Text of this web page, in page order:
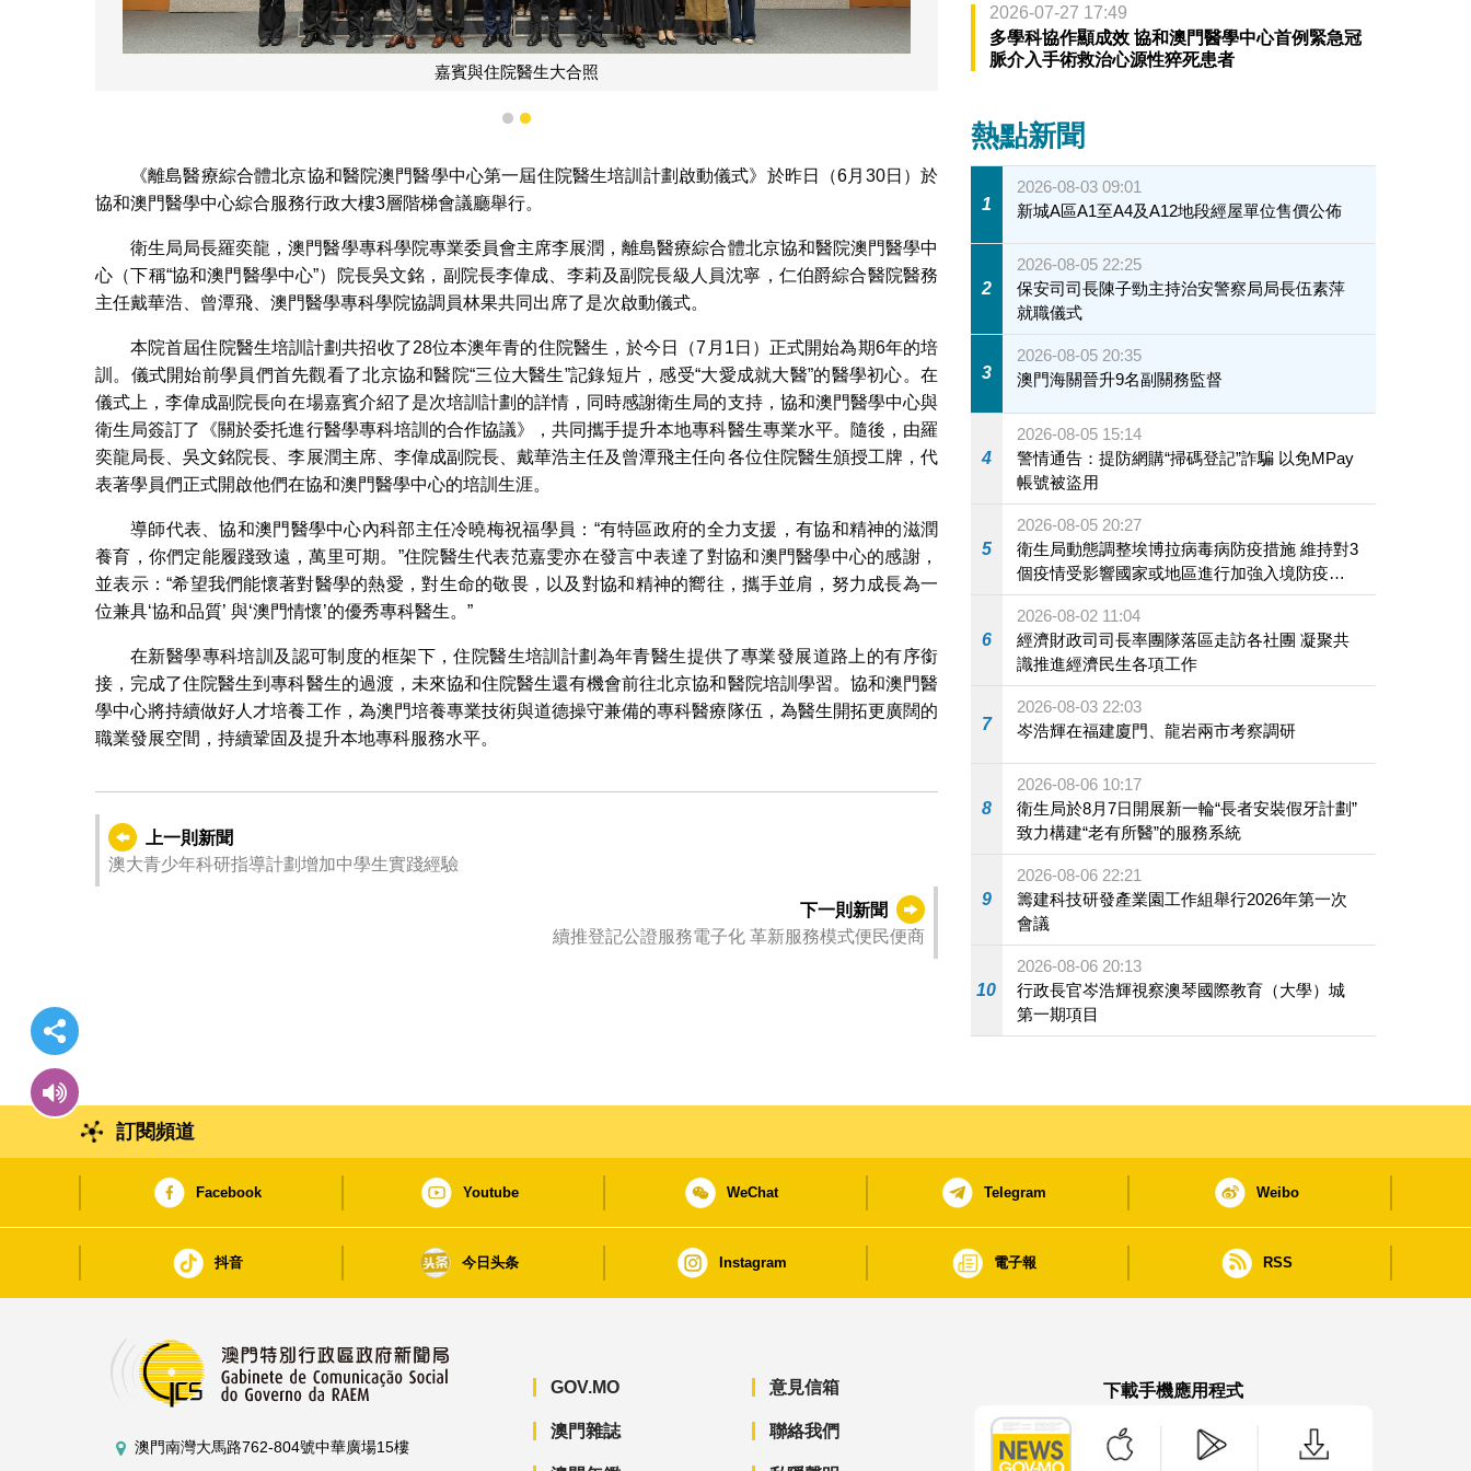
羅奕龍局長及吳文銘院長向住院醫生頒授工牌
1 2
《離島醫療綜合體北京協和醫院澳門醫學中心第一屆住院醫生培訓計劃啟動儀式》於昨日（6月30日）於
協和澳門醫學中心綜合服務行政大樓3層階梯會議廳舉行。
衛生局局長羅奕龍，澳門醫學專科學院專業委員會主席李展潤，離島醫療綜合體北京協和醫院澳門醫學中
心（下稱“協和澳門醫學中心”）院長吳文銘，副院長李偉成、李莉及副院長級人員沈寧，仁伯爵綜合醫院醫務
主任戴華浩、曾潭飛、澳門醫學專科學院協調員林果共同出席了是次啟動儀式。
本院首屆住院醫生培訓計劃共招收了28位本澳年青的住院醫生，於今日（7月1日）正式開始為期6年的培
訓。儀式開始前學員們首先觀看了北京協和醫院“三位大醫生”記錄短片，感受“大愛成就大醫”的醫學初心。在
儀式上，李偉成副院長向在場嘉賓介紹了是次培訓計劃的詳情，同時感謝衛生局的支持，協和澳門醫學中心與
衛生局簽訂了《關於委托進行醫學專科培訓的合作協議》，共同攜手提升本地專科醫生專業水平。隨後，由羅
奕龍局長、吳文銘院長、李展潤主席、李偉成副院長、戴華浩主任及曾潭飛主任向各位住院醫生頒授工牌，代
表著學員們正式開啟他們在協和澳門醫學中心的培訓生涯。
導師代表、協和澳門醫學中心內科部主任冷曉梅祝福學員：“有特區政府的全力支援，有協和精神的滋潤
養育，你們定能履踐致遠，萬里可期。”住院醫生代表范嘉雯亦在發言中表達了對協和澳門醫學中心的感謝，
並表示：“希望我們能懷著對醫學的熱愛，對生命的敬畏，以及對協和精神的嚮往，攜手並肩，努力成長為一
位兼具‘協和品質’ 與‘澳門情懷’的優秀專科醫生。”
在新醫學專科培訓及認可制度的框架下，住院醫生培訓計劃為年青醫生提供了專業發展道路上的有序銜
接，完成了住院醫生到專科醫生的過渡，未來協和住院醫生還有機會前往北京協和醫院培訓學習。協和澳門醫
學中心將持續做好人才培養工作，為澳門培養專業技術與道德操守兼備的專科醫療隊伍，為醫生開拓更廣闊的
職業發展空間，持續鞏固及提升本地專科服務水平。
上一則新聞
澳大青少年科研指導計劃增加中學生實踐經驗
下一則新聞
續推登記公證服務電子化 革新服務模式便民便商
2026-07-27 17:49
多學科協作顯成效 協和澳門醫學中心首例緊急冠
脈介入手術救治心源性猝死患者
熱點新聞
1
2026-08-03 09:01
新城A區A1至A4及A12地段經屋單位售價公佈
2
2026-08-05 22:25
保安司司長陳子勁主持治安警察局局長伍素萍
就職儀式
3
2026-08-05 20:35
澳門海關晉升9名副關務監督
4
2026-08-05 15:14
警情通告：提防網購“掃碼登記”詐騙 以免MPay
帳號被盜用
5
2026-08-05 20:27
衛生局動態調整埃博拉病毒病防疫措施 維持對3
個疫情受影響國家或地區進行加強入境防疫措
施
6
2026-08-02 11:04
經濟財政司司長率團隊落區走訪各社團 凝聚共
識推進經濟民生各項工作
7
2026-08-03 22:03
岑浩輝在福建廈門、龍岩兩市考察調研
8
2026-08-06 10:17
衛生局於8月7日開展新一輪“長者安裝假牙計劃”
致力構建“老有所醫”的服務系統
9
2026-08-06 22:21
籌建科技研發產業園工作組舉行2026年第一次
會議
10
2026-08-06 20:13
行政長官岑浩輝視察澳琴國際教育（大學）城
第一期項目
訂閱頻道
Facebook Youtube WeChat Telegram Weibo
抖音 今日头条 Instagram 電子報 RSS
澳門南灣大馬路762-804號中華廣場15樓
GOV.MO
澳門雜誌
意見信箱
聯絡我們
下載手機應用程式